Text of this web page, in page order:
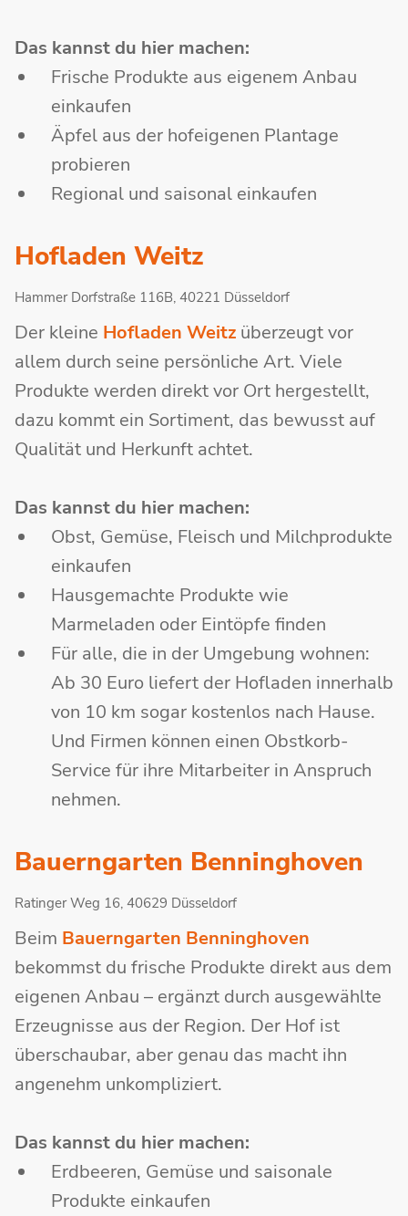
Das kannst du hier machen:
Frische Produkte aus eigenem Anbau
einkaufen
Äpfel aus der hofeigenen Plantage
probieren
Regional und saisonal einkaufen
Hofladen Weitz
Hammer Dorfstraße 116B, 40221 Düsseldorf
Der kleine Hofladen Weitz überzeugt vor
allem durch seine persönliche Art. Viele
Produkte werden direkt vor Ort hergestellt,
dazu kommt ein Sortiment, das bewusst auf
Qualität und Herkunft achtet.
Das kannst du hier machen:
Obst, Gemüse, Fleisch und Milchprodukte
einkaufen
Hausgemachte Produkte wie
Marmeladen oder Eintöpfe finden
Für alle, die in der Umgebung wohnen:
Ab 30 Euro liefert der Hofladen innerhalb
von 10 km sogar kostenlos nach Hause.
Und Firmen können einen Obstkorb-
Service für ihre Mitarbeiter in Anspruch
nehmen.
Bauerngarten Benninghoven
Ratinger Weg 16, 40629 Düsseldorf
Beim Bauerngarten Benninghoven
bekommst du frische Produkte direkt aus dem
eigenen Anbau – ergänzt durch ausgewählte
Erzeugnisse aus der Region. Der Hof ist
überschaubar, aber genau das macht ihn
angenehm unkompliziert.
Das kannst du hier machen:
Erdbeeren, Gemüse und saisonale
Produkte einkaufen